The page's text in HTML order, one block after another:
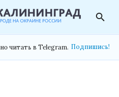
search
читать в Telegram. Подпишись!